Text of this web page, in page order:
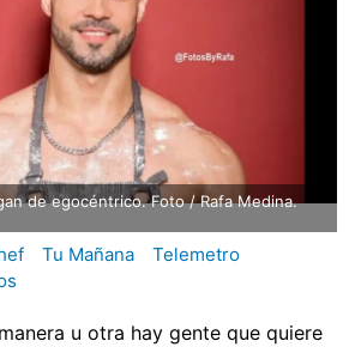
de egocéntrico. Foto / Rafa Medina.
Tu Mañana
Telemetro
u otra hay gente que quiere